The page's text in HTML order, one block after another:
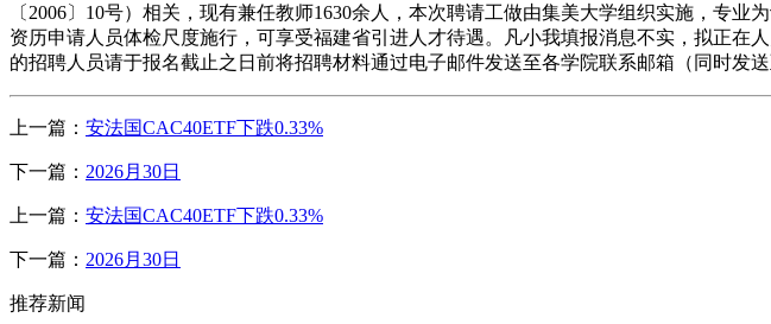
〔2006〕10号）相关，现有兼任教师1630余人，本次聘请工做由集美大学组织实施，专
资历申请人员体检尺度施行，可享受福建省引进人才待遇。凡小我填报消息不实，拟正在
的招聘人员请于报名截止之日前将招聘材料通过电子邮件发送至各学院联系邮箱（同时发
上一篇： 安法国CAC40ETF下跌0.33%
下一篇： 2026月30日
上一篇： 安法国CAC40ETF下跌0.33%
下一篇： 2026月30日
推荐新闻